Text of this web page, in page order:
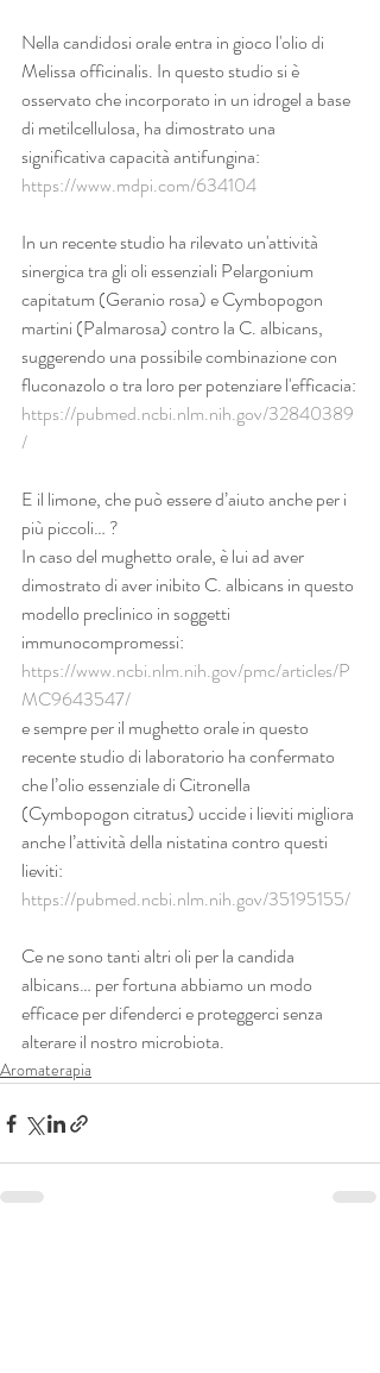
Nella candidosi orale entra in gioco l'olio di
Melissa officinalis. In questo studio si è
osservato che incorporato in un idrogel a base
di metilcellulosa, ha dimostrato una
significativa capacità antifungina:
https://www.mdpi.com/634104
In un recente studio ha rilevato un'attività
sinergica tra gli oli essenziali Pelargonium
capitatum (Geranio rosa) e Cymbopogon
martini (Palmarosa) contro la C. albicans,
suggerendo una possibile combinazione con
fluconazolo o tra loro per potenziare l'efficacia:
https://pubmed.ncbi.nlm.nih.gov/32840389
/
E il limone, che può essere d’aiuto anche per i
più piccoli… ?
In caso del mughetto orale, è lui ad aver
dimostrato di aver inibito C. albicans in questo
modello preclinico in soggetti
immunocompromessi:
https://www.ncbi.nlm.nih.gov/pmc/articles/P
MC9643547/
e sempre per il mughetto orale in questo
recente studio di laboratorio ha confermato
che l’olio essenziale di Citronella
(Cymbopogon citratus) uccide i lieviti migliora
anche l’attività della nistatina contro questi
lieviti:
https://pubmed.ncbi.nlm.nih.gov/35195155/
Ce ne sono tanti altri oli per la candida
albicans… per fortuna abbiamo un modo
efficace per difenderci e proteggerci senza
alterare il nostro microbiota.
Aromaterapia